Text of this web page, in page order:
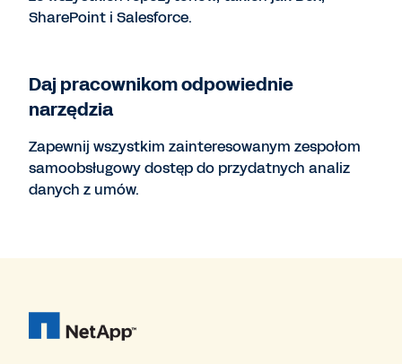
SharePoint i Salesforce.
Daj pracownikom odpowiednie
narzędzia
Zapewnij wszystkim zainteresowanym zespołom
samoobsługowy dostęp do przydatnych analiz
danych z umów.